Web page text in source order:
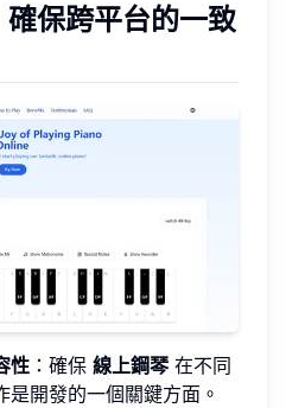
保跨平台的一致
性 ：確保 線上鋼琴在不同
開發的一個關鍵方面。